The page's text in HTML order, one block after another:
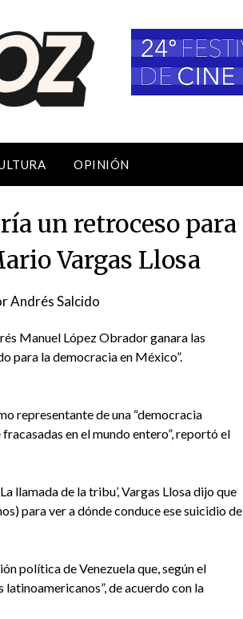
OPINIÓN
un retroceso para
Vargas Llosa
Andrés Salcido
Manuel López Obrador ganara las
para la democracia en México”.
representante de una “democracia
en el mundo entero”, reportó el
llamada de la tribu’, Vargas Llosa dijo que
para ver a dónde conduce ese suicidio de
política de Venezuela que, según el
de acuerdo con la